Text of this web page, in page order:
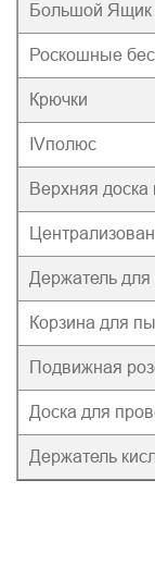
Большой Ящик
Роскошные
Крючки
IVполюс
Верхняя
Держатель для
Корзина для
Подвижная
Доска для
Держатель